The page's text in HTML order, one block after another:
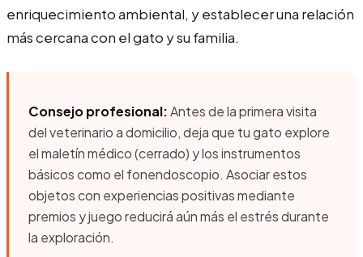
enriquecimiento ambiental, y establecer una relación
más cercana con el gato y su familia.
Consejo profesional:Antes de la primera visita
del veterinario a domicilio, deja que tu gato explore
el maletín médico (cerrado) y los instrumentos
básicos como el fonendoscopio. Asociar estos
objetos con experiencias positivas mediante
premios y juego reducirá aún más el estrés durante
la exploración.